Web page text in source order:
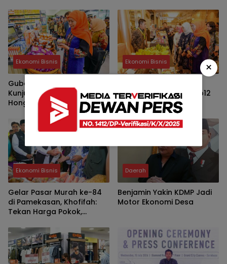
Internasional JKCI
Panjang
Ekonomi Bisnis
Gubernur Khofifah
Kunjungi Indo Market
Hongkong, Ajak UMKM
Jatim Garap Pasar Halal
Dunia
Ekonomi Bisnis
Pecahkan Transaksi Rp12
Triliun di Hong Kong
Ekonomi Bisnis
Gelar Pasar Murah ke-84
di Pamekasan, Khofifah:
Tekan Harga Pokok,
UMKM
Daerah
Benjamin Yakin KDMP Jadi
Motor Ekonomi Desa
×